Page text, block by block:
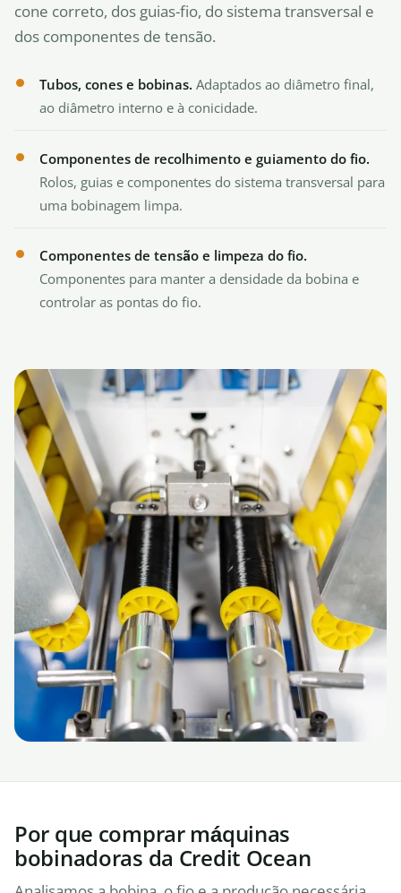
cone correto, dos guias-fio, do sistema transversal e
dos componentes de tensão.
Tubos, cones e bobinas. Adaptados ao diâmetro final,
ao diâmetro interno e à conicidade.
Componentes de recolhimento e guiamento do fio.
Rolos, guias e componentes do sistema transversal para
uma bobinagem limpa.
Componentes de tensão e limpeza do fio.
Componentes para manter a densidade da bobina e
controlar as pontas do fio.
Por que comprar máquinas
bobinadoras da Credit Ocean